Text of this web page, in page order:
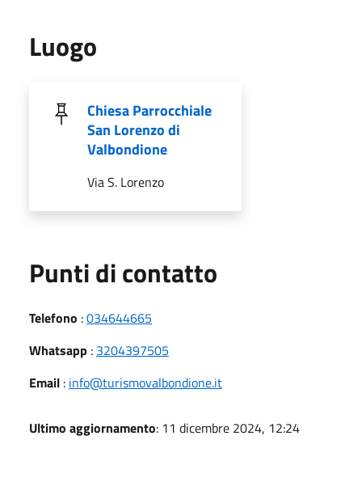
Luogo
Chiesa Parrocchiale
San Lorenzo di
Valbondione
Via S. Lorenzo
Punti di contatto
Telefono :034644665
Whatsapp : 3204397505
Email : info@turismovalbondione.it
Ultimo aggiornamento: 11 dicembre 2024, 12:24